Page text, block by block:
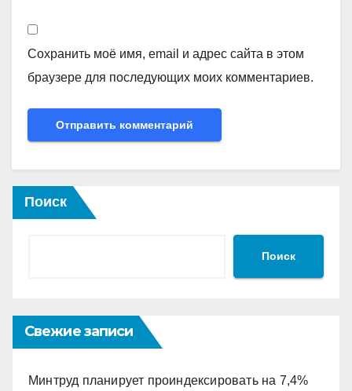
Сохранить моё имя, email и адрес сайта в этом
браузере для последующих моих комментариев.
Поиск
Поиск
Свежие записи
Минтруд планирует проиндексировать на 7,4%